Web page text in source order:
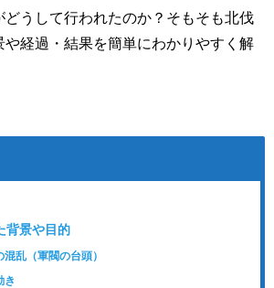
どうして行われたのか？そもそも北伐
や経過・結果を簡単にわかりやすく解
背景や目的
乱（軍閥の台頭）
き